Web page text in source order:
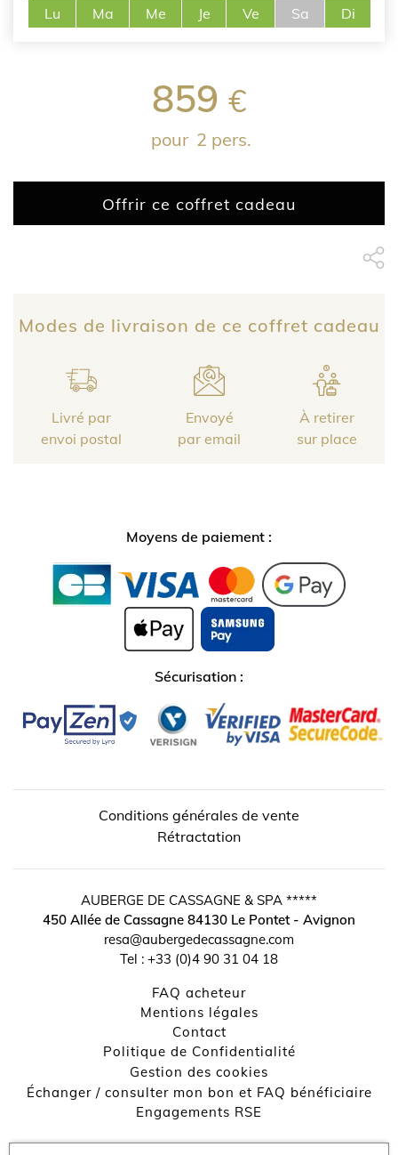
Lu
Ma Me Je Ve Sa Di
859 €
pour 2 pers.
Offrir ce coffret cadeau
Modes de livraison de ce coffret cadeau
Livré par
envoi postal
Envoyé
par email
À retirer
sur place
Moyens de paiement :
Sécurisation :
Conditions générales de vente
Rétractation
AUBERGE DE CASSAGNE & SPA *****
450 Allée de Cassagne 84130 Le Pontet - Avignon
resa@aubergedecassagne.com
Tel : +33 (0)4 90 31 04 18
FAQ acheteur
Mentions légales
contact
Politique de Confidentialité
Gestion des cookies
Échanger / consulter mon bon et FAQ bénéficiaire
Engagements RSE